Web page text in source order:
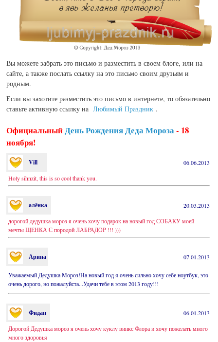
Вы можете забрать это письмо и разместить в своем блоге, или на
сайте, а также послать ссылку на это письмо своим друзьям и
родным.
Если вы захотите разместить это письмо в интернете, то обязательно
ставьте активную ссылку на Любимый Праздник .
ОфициальныйДень Рождения Деда Мороза- 18
ноября!
Vill
06.06.2013
Holy sihnzit, this is so cool thank you.
алёнка
20.03.2013
дорогой дедушка мороз я очень хочу подарок на новый год СОБАКУ моей
мечты ЩЕНКА С породой ЛАБРАДОР !!! )))
Арина 07.01.2013
Уважаемый Дедушка Мороз!На новый год я очень сильно хочу себе ноутбук, это
очень дорого, но пожалуйста...Удачи тебе в этом 2013 году!!!
Фидан
06.01.2013
Дорогой Дедушка мороз я очень хочу куклу винкс Флора и хочу пожелать много
много здоровья